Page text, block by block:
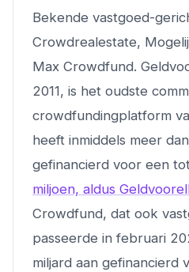
Bekende vastgoed-
Crowdrealestate,
Max Crowdfund.
2011, is het oudste
crowdfundingplatform
heeft inmiddels meer
gefinancierd voor een
miljoen, aldus
Crowdfund, dat ook
passeerde in februari
miljard aan gefinancierd